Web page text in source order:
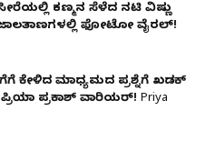
ಕಣ್ಮನ ಸೆಳೆದ ನಟಿ ವಿಷ್ಣು
ಫೋಟೋ ವೈರಲ್!
ಕೇಳಿದ ಮಾಧ್ಯಮದ ಪ್ರಶ್ನೆಗೆ ಖಡಕ್
ಪ್ರಕಾಶ್ ವಾರಿಯರ್! Priya